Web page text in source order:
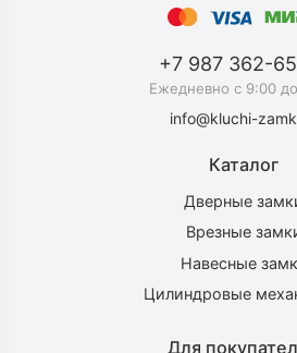
Каталог
Дверные
Врезные
Навесные
Цилиндровые
Для
+7 987 362-
Ежедневно c 9:00
info@kluchi-